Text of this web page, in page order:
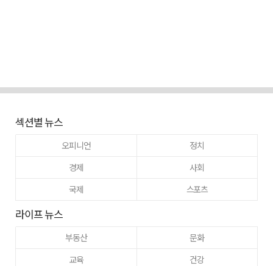
섹션별 뉴스
오피니언
정치
경제
사회
국제
스포츠
라이프 뉴스
부동산
문화
교육
건강